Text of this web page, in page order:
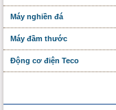
Máy nghiền đá
Máy đầm thước
Động cơ điện Teco